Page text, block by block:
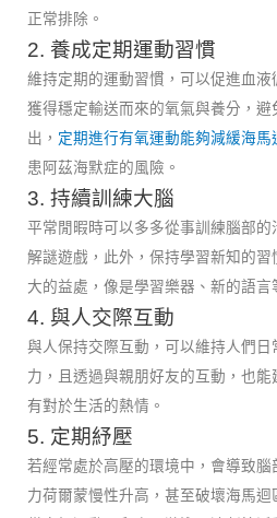
正常排除。
2. 養成定期運動習慣
維持定期的運動習慣，可以促進血
獲得穩定輸送而來的氧氣與養分，
出， 定期進行有氧運動能夠減緩海馬
患阿茲海默症的風險。
3. 持續訓練大腦
平常閒暇時可以多多從事訓練腦部
解謎遊戲，此外，保持學習新知的
大的益處，像是學習樂器、新的語言
4. 與人交際互動
與人保持交際互動，可以維持人們
力，且透過與親朋好友的互動，也
有對於生活的熱情。
5. 定期紓壓
若經常處於高壓的環境中，會導致
力荷爾蒙慢性升高，甚至破壞海馬